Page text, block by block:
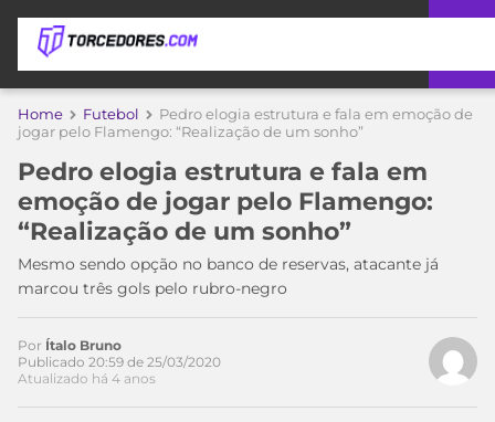
APOSTAS
DE
APOSTA
MELHORES
SITES
DE
APOSTAS
2026
COPA
DO
MUNDO
TIMES
MEU
TIME
CAMPEONATOS
Home Futebol
Pedro elogia estrutura e fala em emoção de
jogar pelo Flamengo: “Realização de um sonho”
Pedro elogia estrutura e fala em
emoção de jogar pelo Flamengo:
“Realização de um sonho”
Mesmo sendo opção no banco de reservas, atacante já
marcou três gols pelo rubro-negro
Por Ítalo Bruno
Publicado 20:59 de 25/03/2020
Atualizado há 4 anos